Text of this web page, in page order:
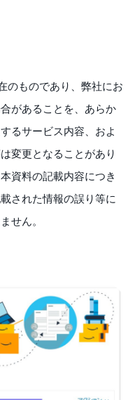
のものであり、弊社にお
があることを、あらか
るサービス内容、およ
変更となることがあり
資料の記載内容につき
された情報の誤り等に
せん。